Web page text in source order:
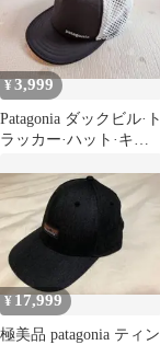
¥3,999
Patagonia ダックビル·ト
ラッカー·ハット·キャ
¥17,999
極美品 patagonia ティン